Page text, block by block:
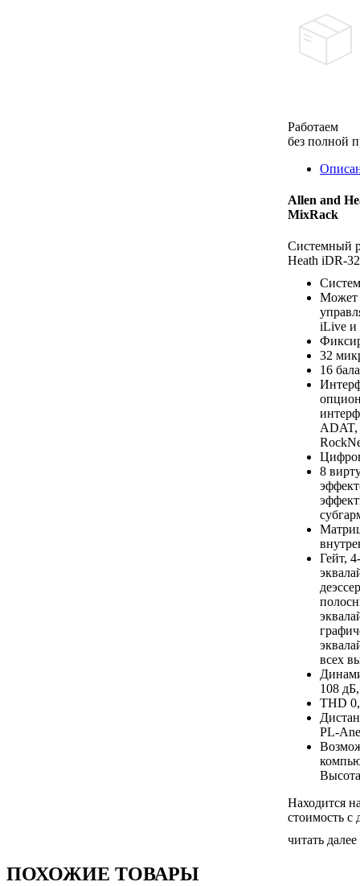
Работаем
без полной
Allen and
MixRack
Системный
Heath iDR-
Может
iLive и
32
16
ADAT,
8
Гейт,
всех
108
THD
PL-
Находится
стоимость с
читать далее
ПОХОЖИЕ ТОВАРЫ